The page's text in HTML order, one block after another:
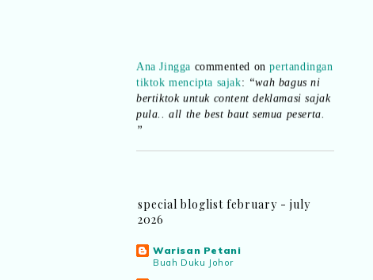
bertiktok untuk content deklamasi sajak
pula.. all the best baut semua peserta.
”
dan teknologi digital terbaik!”
Syaz Rahim commented on
pertandingan tiktok mencipta sajak
special bloglist february - july
2026
Warisan Petani
Buah Duku Johor